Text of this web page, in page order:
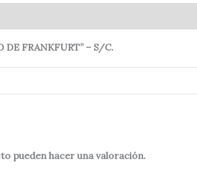
DE FRANKFURT” – S/C.
pueden hacer una valoración.